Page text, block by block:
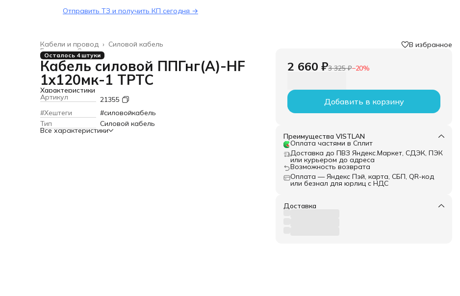
Отправить ТЗ и получить КП сегодня →
Силовой кабель
Кабели и провод ›
Строительство и ремонт
Главная ›
Осталось 4 штуки
Кабель силовой ППГнг(А)-HF
1х120мк-1 ТРТС
Характеристики
Артикул
21355
#Хештеги
#силовойкабель
Тип
Силовой кабель
Все характеристики
В избранное
2 660 ₽3 325 ₽−20%
Добавить в корзину
Преимущества VISTLAN
Оплата частями в Сплит
Доставка до ПВЗ Яндекс.Маркет, СДЭК, ПЭК
или курьером до адреса
Возможность возврата
Оплата — Яндекс Пэй, карта, СБП, QR-код
или безнал для юрлиц с НДС
Доставка